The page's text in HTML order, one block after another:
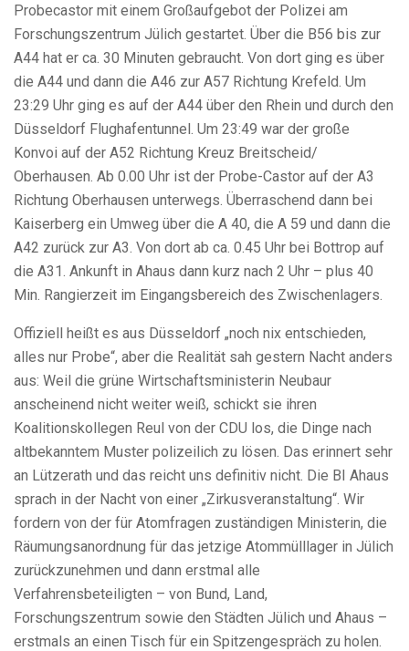
Probecastor mit einem Großaufgebot der Polizei am
Forschungszentrum Jülich gestartet. Über die B56 bis zur
A44 hat er ca. 30 Minuten gebraucht. Von dort ging es über
die A44 und dann die A46 zur A57 Richtung Krefeld. Um
23:29 Uhr ging es auf der A44 über den Rhein und durch den
Düsseldorf Flughafentunnel. Um 23:49 war der große
Konvoi auf der A52 Richtung Kreuz Breitscheid/
Oberhausen. Ab 0.00 Uhr ist der Probe-Castor auf der A3
Richtung Oberhausen unterwegs. Überraschend dann bei
Kaiserberg ein Umweg über die A 40, die A 59 und dann die
A42 zurück zur A3. Von dort ab ca. 0.45 Uhr bei Bottrop auf
die A31. Ankunft in Ahaus dann kurz nach 2 Uhr – plus 40
Min. Rangierzeit im Eingangsbereich des Zwischenlagers.
Offiziell heißt es aus Düsseldorf „noch nix entschieden,
alles nur Probe“, aber die Realität sah gestern Nacht anders
aus: Weil die grüne Wirtschaftsministerin Neubaur
anscheinend nicht weiter weiß, schickt sie ihren
Koalitionskollegen Reul von der CDU los, die Dinge nach
altbekanntem Muster polizeilich zu lösen. Das erinnert sehr
an Lützerath und das reicht uns definitiv nicht. Die BI Ahaus
sprach in der Nacht von einer „Zirkusveranstaltung“. Wir
fordern von der für Atomfragen zuständigen Ministerin, die
Räumungsanordnung für das jetzige Atommülllager in Jülich
zurückzunehmen und dann erstmal alle
Verfahrensbeteiligten – von Bund, Land,
Forschungszentrum sowie den Städten Jülich und Ahaus –
erstmals an einen Tisch für ein Spitzengespräch zu holen.